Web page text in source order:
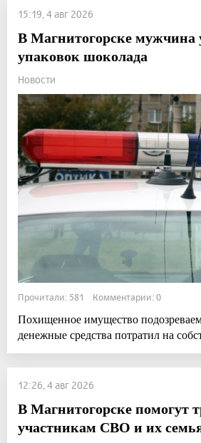
15:19, 4 авг 2026
В Магнитогорске мужчина
упаковок шоколада
Новости
Прочитали: 581 Комментарии: 0
Похищенное имущество
денежные средства потратил на
12:26, 4 авг 2026
В Магнитогорске помогут
участникам СВО и их